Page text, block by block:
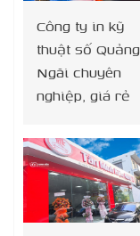
Công ty in kỹ
thuật số Quảng
Ngãi chuyên
nghiệp, giá rẻ